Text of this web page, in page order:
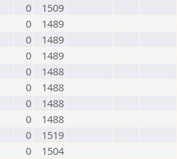
0
1509
0
1489
0
1489
0
1489
0
1488
0
1488
0
1488
0
1488
0
1519
0
1504